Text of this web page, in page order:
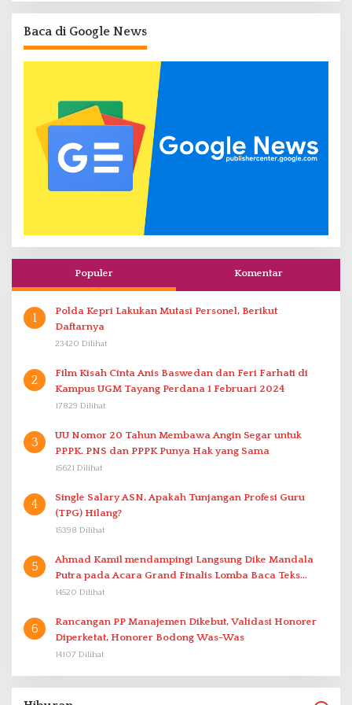
Baca di Google News
Populer Komentar
1
Polda Kepri Lakukan Mutasi Personel, Berikut
Daftarnya
23420 Dilihat
2
Film Kisah Cinta Anis Baswedan dan Feri Farhati di
Kampus UGM Tayang Perdana 1 Februari 2024
17829 Dilihat
3
UU Nomor 20 Tahun Membawa Angin Segar untuk
PPPK. PNS dan PPPK Punya Hak yang Sama
15621 Dilihat
4
Single Salary ASN, Apakah Tunjangan Profesi Guru
(TPG) Hilang?
15398 Dilihat
5
Ahmad Kamil mendampingi Langsung Dike Mandala
Putra pada Acara Grand Finalis Lomba Baca Teks
Proklamasi Mirip Bung Karno di Bali
14520 Dilihat
6
Rancangan PP Manajemen Dikebut, Validasi Honorer
Diperketat, Honorer Bodong Was-Was
14107 Dilihat